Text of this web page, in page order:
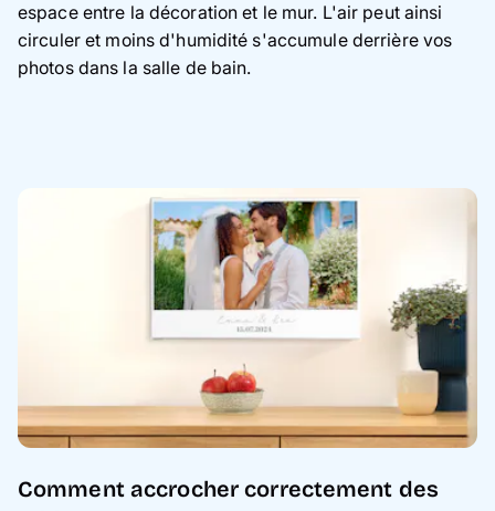
espace entre la décoration et le mur. L'air peut ainsi
circuler et moins d'humidité s'accumule derrière vos
photos dans la salle de bain.
Comment accrocher correctement des